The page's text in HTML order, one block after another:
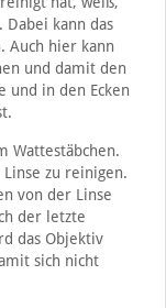
kann das
Auch hier kann
und damit den
und in den Ecken
Wattestäbchen.
zu reinigen.
von der Linse
der letzte
das Objektiv
sich nicht